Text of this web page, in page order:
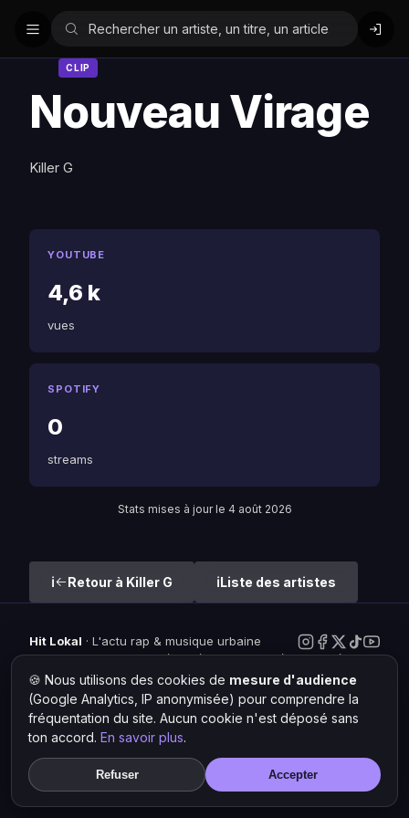
CLIP
Nouveau Virage
Killer G
YOUTUBE
4,6 k
vues
SPOTIFY
0
streams
Stats mises à jour le 4 août 2026
Retour à Killer G Liste des artistes
Hit Lokal · L'actu rap & musique urbaine
© 2026 — Tous droits réservés ·Mentions légales·Gérer les
cookies
🍪 Nous utilisons des cookies de mesure d'audience
(Google Analytics, IP anonymisée) pour comprendre la
fréquentation du site. Aucun cookie n'est déposé sans
ton accord. En savoir plus.
Refuser Accepter